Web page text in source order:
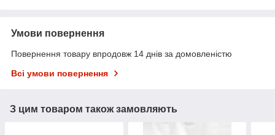
Умови повернення
Повернення товару впродовж 14 днів за домовленістю
Всі умови повернення
З цим товаром також замовляють